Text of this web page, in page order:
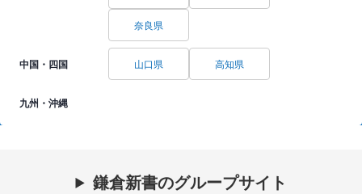
奈良県
中国・四国 山口県 高知県
九州・沖縄
鎌倉新書のグループサイト